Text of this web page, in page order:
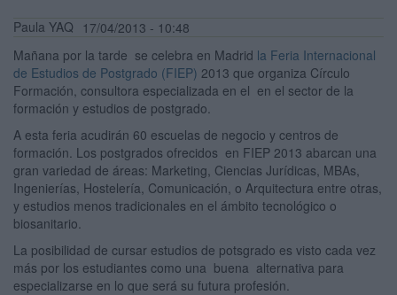
Paula YAQ 17/04/2013 - 10:48
Mañana por la tarde se celebra en Madrid la Feria Internacional
de Estudios de Postgrado (FIEP) 2013 que organiza Círculo
Formación, consultora especializada en el en el sector de la
formación y estudios de postgrado.
A esta feria acudirán 60 escuelas de negocio y centros de
formación. Los postgrados ofrecidos en FIEP 2013 abarcan una
gran variedad de áreas: Marketing, Ciencias Jurídicas, MBAs,
Ingenierías, Hostelería, Comunicación, o Arquitectura entre otras,
y estudios menos tradicionales en el ámbito tecnológico o
biosanitario.
La posibilidad de cursar estudios de potsgrado es visto cada vez
más por los estudiantes como una buena alternativa para
especializarse en lo que será su futura profesión.